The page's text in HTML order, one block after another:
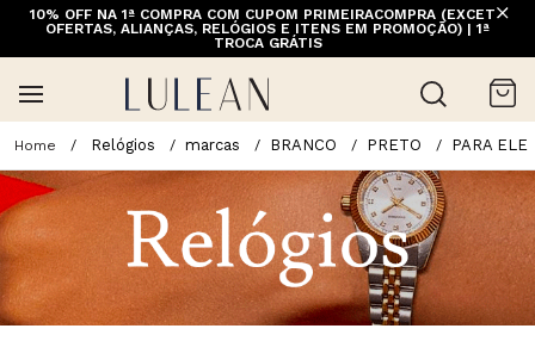
10% OFF NA 1ª COMPRA COM CUPOM PRIMEIRACOMPRA (EXCETO
OFERTAS, ALIANÇAS, RELÓGIOS E ITENS EM PROMOÇÃO) | 1ª
TROCA GRÁTIS
FRETE GRÁTIS ACIMA DE 399 PARA REGIÕES SELECIONADAS
(EXCETO LINHA HOME)
Relógios marcas BRANCO PRETO PARA ELE